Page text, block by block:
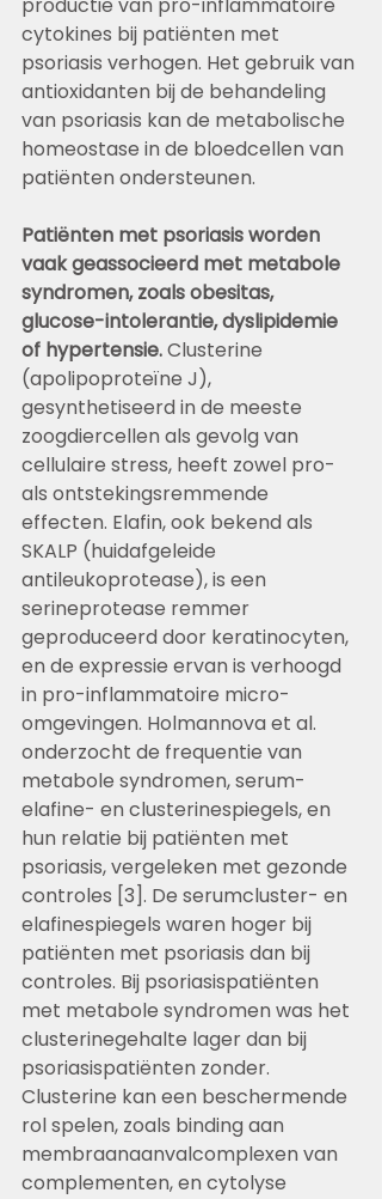
productie van pro-inflammatoire
cytokines bij patiënten met
psoriasis verhogen. Het gebruik van
antioxidanten bij de behandeling
van psoriasis kan de metabolische
homeostase in de bloedcellen van
patiënten ondersteunen.
Patiënten met psoriasis worden
vaak geassocieerd met metabole
syndromen, zoals obesitas,
glucose-intolerantie, dyslipidemie
of hypertensie. Clusterine
(apolipoproteïne J),
gesynthetiseerd in de meeste
zoogdiercellen als gevolg van
cellulaire stress, heeft zowel pro-
als ontstekingsremmende
effecten. Elafin, ook bekend als
SKALP (huidafgeleide
antileukoprotease), is een
serineprotease remmer
geproduceerd door keratinocyten,
en de expressie ervan is verhoogd
in pro-inflammatoire micro-
omgevingen. Holmannova et al.
onderzocht de frequentie van
metabole syndromen, serum-
elafine- en clusterinespiegels, en
hun relatie bij patiënten met
psoriasis, vergeleken met gezonde
controles [3]. De serumcluster- en
elafinespiegels waren hoger bij
patiënten met psoriasis dan bij
controles. Bij psoriasispatiënten
met metabole syndromen was het
clusterinegehalte lager dan bij
psoriasispatiënten zonder.
Clusterine kan een beschermende
rol spelen, zoals binding aan
membraanaanvalcomplexen van
complementen, en cytolyse